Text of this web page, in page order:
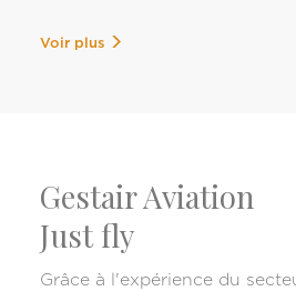
Voir plus
Gestair Aviation
Just fly
Grâce à l'expérience du